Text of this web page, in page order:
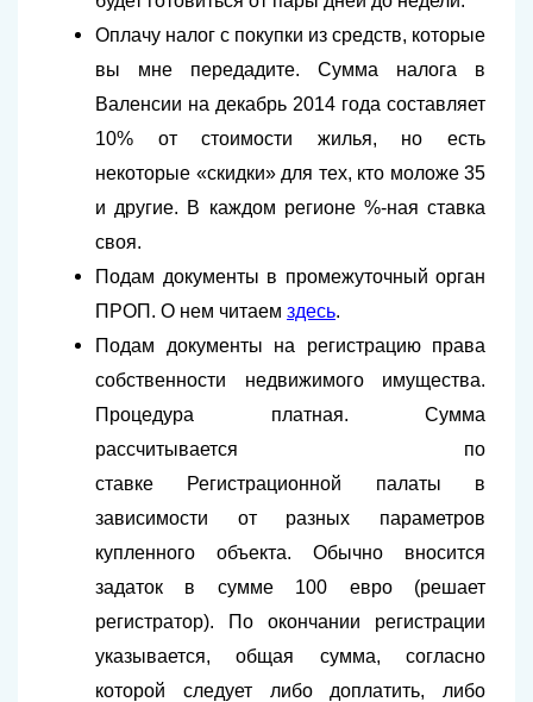
Оплачу налог с покупки из средств, которые
вы мне передадите. Сумма налога в
Валенсии на декабрь 2014 года составляет
10% от стоимости жилья, но есть
некоторые «скидки» для тех, кто моложе 35
и другие. В каждом регионе %-ная ставка
своя.
Подам документы в промежуточный орган
ПРОП. О нем читаем здесь.
Подам документы на регистрацию права
собственности недвижимого имущества.
Процедура платная. Сумма
рассчитывается по
ставке Регистрационной палаты в
зависимости от разных параметров
купленного объекта. Обычно вносится
задаток в сумме 100 евро (решает
регистратор). По окончании регистрации
указывается, общая сумма, согласно
которой следует либо доплатить, либо